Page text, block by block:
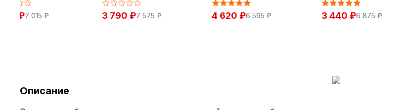
₽7 015 ₽ 3 790 ₽7 575 ₽ 4 620 ₽6 595 ₽ 3 440 ₽6 875 ₽
Описание